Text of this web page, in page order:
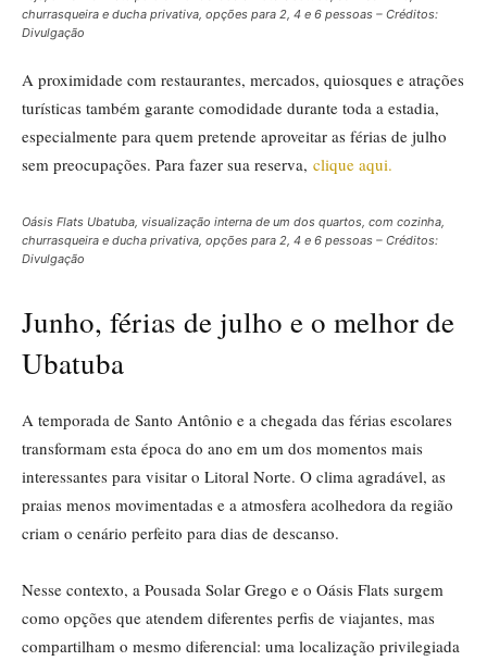
churrasqueira e ducha privativa, opções para 2, 4 e 6 pessoas – Créditos:
Divulgação
A proximidade com restaurantes, mercados, quiosques e atrações
turísticas também garante comodidade durante toda a estadia,
especialmente para quem pretende aproveitar as férias de julho
sem preocupações. Para fazer sua reserva, clique aqui.
Oásis Flats Ubatuba, visualização interna de um dos quartos, com cozinha,
churrasqueira e ducha privativa, opções para 2, 4 e 6 pessoas – Créditos:
Divulgação
Junho, férias de julho e o melhor de
Ubatuba
A temporada de Santo Antônio e a chegada das férias escolares
transformam esta época do ano em um dos momentos mais
interessantes para visitar o Litoral Norte. O clima agradável, as
praias menos movimentadas e a atmosfera acolhedora da região
criam o cenário perfeito para dias de descanso.
Nesse contexto, a Pousada Solar Grego e o Oásis Flats surgem
como opções que atendem diferentes perfis de viajantes, mas
compartilham o mesmo diferencial: uma localização privilegiada